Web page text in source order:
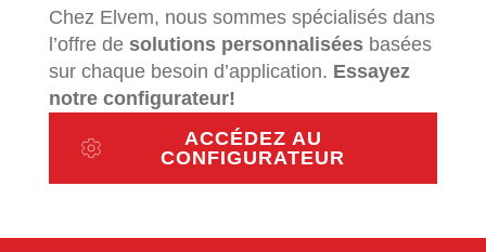
Chez Elvem, nous sommes spécialisés dans
l’offre de solutions personnalisées basées
sur chaque besoin d’application. Essayez
notre configurateur!
ACCÉDEZ AU
CONFIGURATEUR